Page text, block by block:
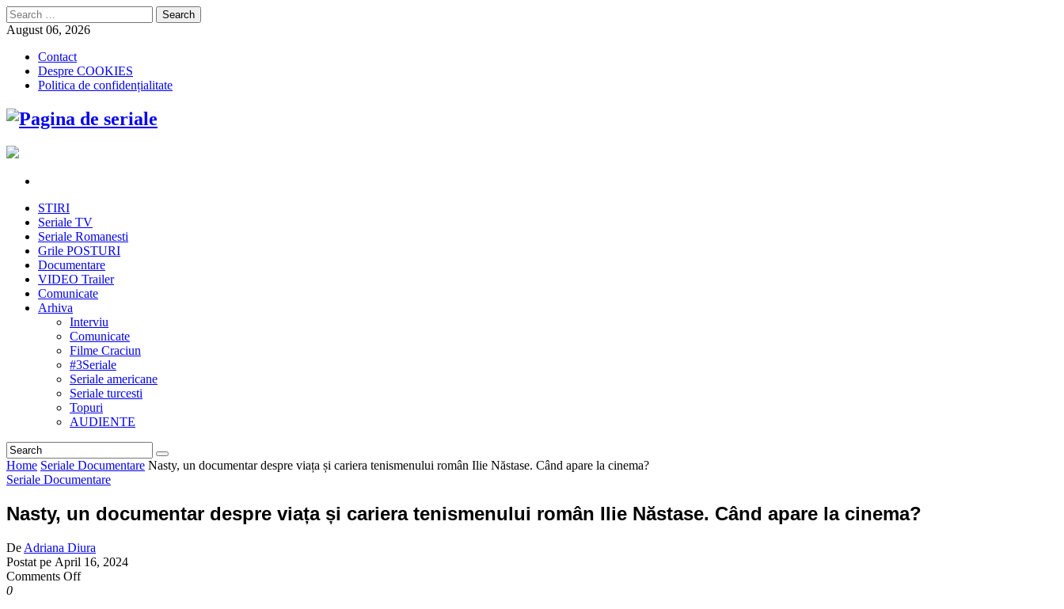
Search
for:
August 06, 2026
Contact
Despre COOKIES
Politica de confidențialitate
STIRI
Seriale TV
Seriale Romanesti
Grile POSTURI
Documentare
VIDEO Trailer
Comunicate
Arhiva
Interviu
Comunicate
Filme Craciun
#3Seriale
Seriale americane
Seriale turcesti
Topuri
AUDIENTE
Home Seriale Documentare Nasty, un documentar despre viața și cariera tenismenului român Ilie Năstase. Când apare la cinema?
Seriale Documentare
Nasty, un documentar despre viața și cariera tenismenului român Ilie Năstase. Când apare la cinema?
De Adriana Diura
Postat pe April 16, 2024
Comments Offon
0